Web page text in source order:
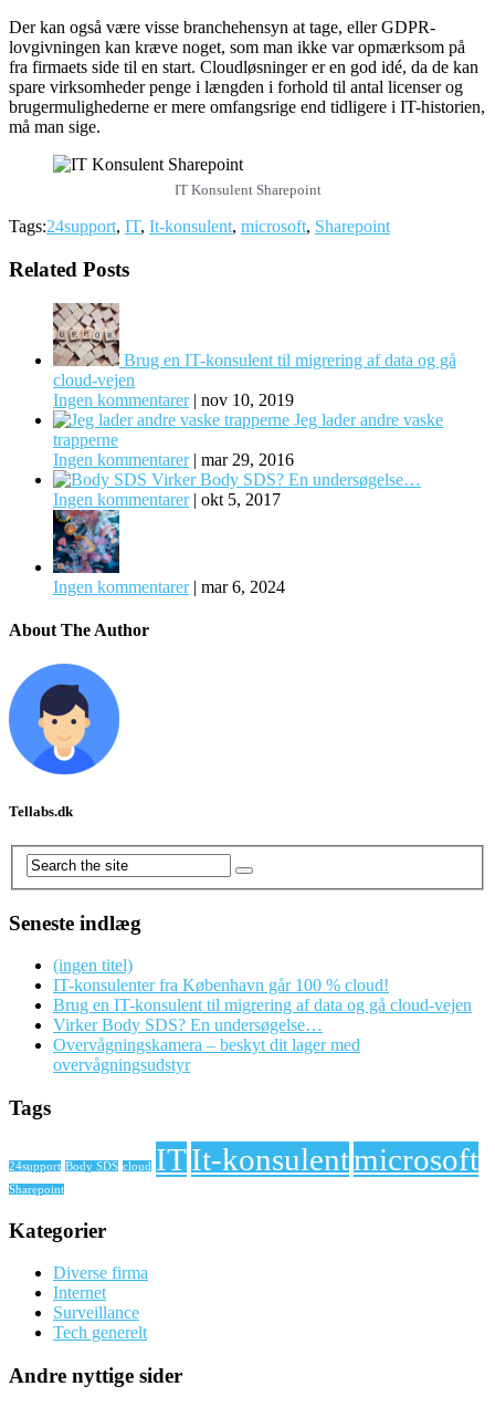
Der kan også være visse branchehensyn at tage, eller GDPR-
lovgivningen kan kræve noget, som man ikke var opmærksom på
fra firmaets side til en start. Cloudløsninger er en god idé, da de kan
spare virksomheder penge i længden i forhold til antal licenser og
brugermulighederne er mere omfangsrige end tidligere i IT-historien,
må man sige.
IT Konsulent Sharepoint
Tags:24support, IT, It-konsulent, microsoft, Sharepoint
Related Posts
Brug en IT-konsulent til migrering af data og gå
cloud-vejen
Ingen kommentarer| nov 10, 2019
Jeg lader andre vaske
trapperne
Ingen kommentarer| mar 29, 2016
Virker Body SDS? En undersøgelse…
Ingen kommentarer| okt 5, 2017
Ingen kommentarer| mar 6, 2024
About The Author
Tellabs.dk
Seneste indlæg
(ingen titel)
IT-konsulenter fra København går 100 % cloud!
Brug en IT-konsulent til migrering af data og gå cloud-vejen
Virker Body SDS? En undersøgelse…
Overvågningskamera – beskyt dit lager med
overvågningsudstyr
Tags
24support Body SDS cloud ITIt-konsulentmicrosoft
Sharepoint
Kategorier
Diverse firma
Internet
Surveillance
Tech generelt
Andre nyttige sider